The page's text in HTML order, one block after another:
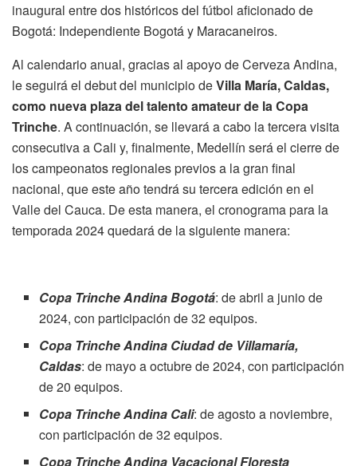
inaugural entre dos históricos del fútbol aficionado de
Bogotá: Independiente Bogotá y Maracaneiros.
Al calendario anual, gracias al apoyo de Cerveza Andina,
le seguirá el debut del municipio deVilla María, Caldas,
como nueva plaza del talento amateur de la Copa
Trinche. A continuación, se llevará a cabo la tercera visita
consecutiva a Cali y, finalmente, Medellín será el cierre de
los campeonatos regionales previos a la gran final
nacional, que este año tendrá su tercera edición en el
Valle del Cauca. De esta manera, el cronograma para la
temporada 2024 quedará de la siguiente manera:
Copa Trinche Andina Bogotá: de abril a junio de
2024, con participación de 32 equipos.
Copa Trinche Andina Ciudad de Villamaría,
Caldas: de mayo a octubre de 2024, con participación
de 20 equipos.
Copa Trinche Andina Cali: de agosto a noviembre,
con participación de 32 equipos.
Copa Trinche Andina Vacacional Floresta